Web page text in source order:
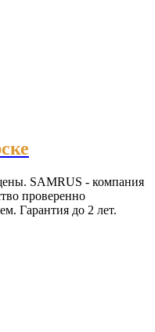
SAMRUS - компания
проверенно
Гарантия до 2 лет.